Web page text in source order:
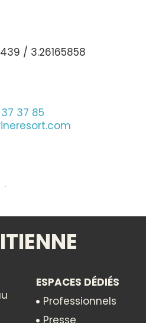
/ 3.26165858
37 85
ESPACES DÉDIÉS
Professionnels
Presse